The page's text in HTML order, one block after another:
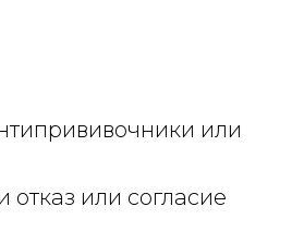
или
или согласие